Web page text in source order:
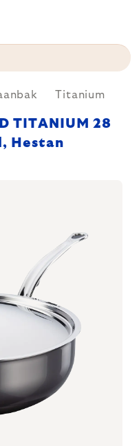
Titanium
TITANIUM 28
Hestan